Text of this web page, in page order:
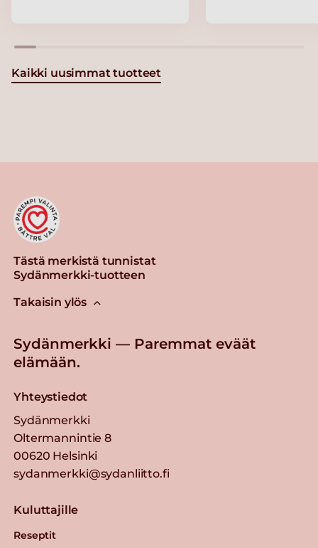
Kaikki uusimmat tuotteet
Tästä merkistä tunnistat
Sydänmerkki-tuotteen
Takaisin ylös
Sydänmerkki — Paremmat eväät
elämään.
Yhteystiedot
Sydänmerkki
Oltermannintie 8
00620 Helsinki
sydanmerkki@sydanliitto.fi
Kuluttajille
Reseptit